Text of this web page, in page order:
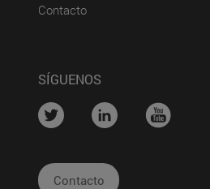
Contacto(abre en nueva ventana)
SÍGUENOS
.... .... ....
Contacto